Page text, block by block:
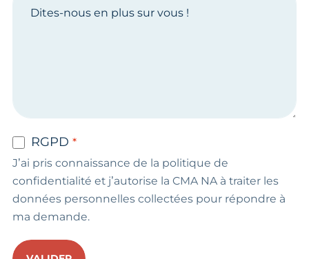
RGPD
J’ai pris connaissance de la politique de
confidentialité et j’autorise la CMA NA à traiter les
données personnelles collectées pour répondre à
ma demande.